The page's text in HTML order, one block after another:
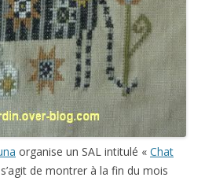
organise un SAL intitulé « Chat
s’agit de montrer à la fin du mois